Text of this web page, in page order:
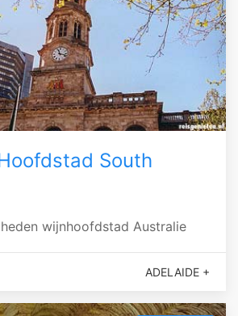
South
wijnhoofdstad Australie
ADELAIDE +